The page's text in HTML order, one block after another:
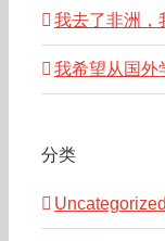
我去了非洲，
我希望从国外
分类
Uncategorized